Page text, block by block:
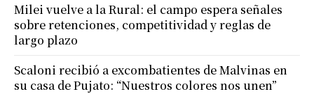
Milei vuelve a la Rural: el campo espera señales
sobre retenciones, competitividad y reglas de
largo plazo
Scaloni recibió a excombatientes de Malvinas en
su casa de Pujato: “Nuestros colores nos unen”